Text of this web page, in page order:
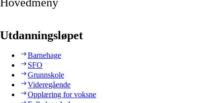
Utdanningsløpet
Barnehage
SFO
Grunnskole
Videregående
Opplæring for voksne